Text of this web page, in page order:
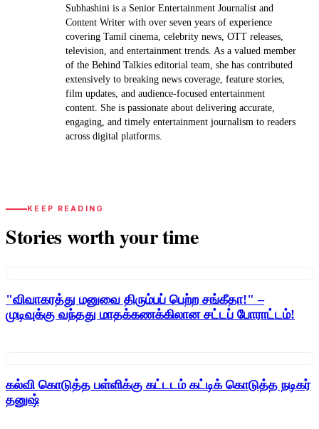
Subhashini is a Senior Entertainment Journalist and
Content Writer with over seven years of experience
covering Tamil cinema, celebrity news, OTT releases,
television, and entertainment trends. As a valued member
of the Behind Talkies editorial team, she has contributed
extensively to breaking news coverage, feature stories,
film updates, and audience-focused entertainment
content. She is passionate about delivering accurate,
engaging, and timely entertainment journalism to readers
across digital platforms.
KEEP READING
Stories worth your time
"விவாகரத்து மனுவை திரும்பப் பெற்ற சங்கீதா!" –
முடிவுக்கு வந்தது மாதக்கணக்கிலான சட்டப் போராட்டம்!
கல்வி கொடுத்த பள்ளிக்கு கட்டடம் கட்டிக் கொடுத்த நடிகர்
தனுஷ்